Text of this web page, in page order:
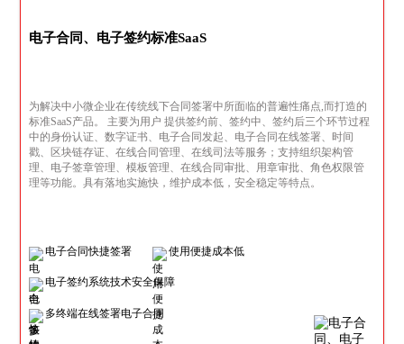
电子合同、电子签约标准SaaS
为解决中小微企业在传统线下合同签署中所面临的普遍性痛点,而打造的
标准SaaS产品。 主要为用户 提供签约前、签约中、签约后三个环节过程
中的身份认证、数字证书、电子合同发起、电子合同在线签署、时间
戳、区块链存证、在线合同管理、在线司法等服务；支持组织架构管
理、电子签章管理、模板管理、在线合同审批、用章审批、角色权限管
理等功能。具有落地实施快，维护成本低，安全稳定等特点。
电子合同快捷签署 使用便捷成本低
电子签约系统技术安全保障
多终端在线签署电子合同